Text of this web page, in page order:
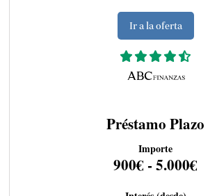
Ir a la oferta
Préstamo Plazo
Importe
900€ - 5.000€